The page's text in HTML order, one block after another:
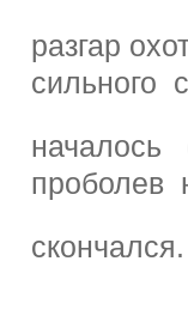
разгар
сильного
началось
проболев
скончался.